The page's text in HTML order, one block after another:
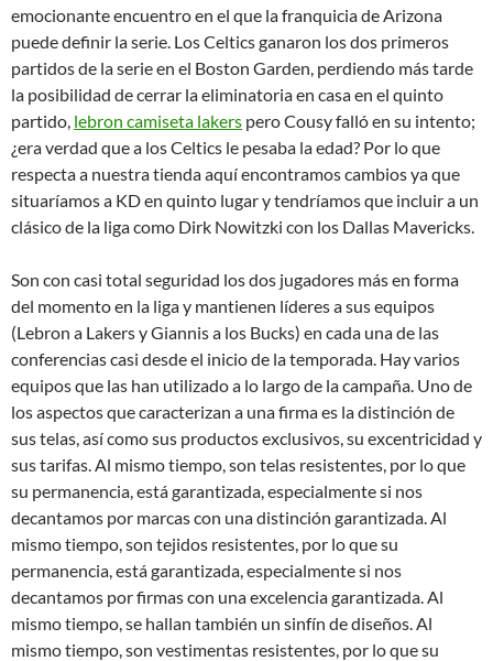
emocionante encuentro en el que la franquicia de Arizona
puede definir la serie. Los Celtics ganaron los dos primeros
partidos de la serie en el Boston Garden, perdiendo más tarde
la posibilidad de cerrar la eliminatoria en casa en el quinto
partido, lebron camiseta lakers pero Cousy falló en su intento;
¿era verdad que a los Celtics le pesaba la edad? Por lo que
respecta a nuestra tienda aquí encontramos cambios ya que
situaríamos a KD en quinto lugar y tendríamos que incluir a un
clásico de la liga como Dirk Nowitzki con los Dallas Mavericks.
Son con casi total seguridad los dos jugadores más en forma
del momento en la liga y mantienen líderes a sus equipos
(Lebron a Lakers y Giannis a los Bucks) en cada una de las
conferencias casi desde el inicio de la temporada. Hay varios
equipos que las han utilizado a lo largo de la campaña. Uno de
los aspectos que caracterizan a una firma es la distinción de
sus telas, así como sus productos exclusivos, su excentricidad y
sus tarifas. Al mismo tiempo, son telas resistentes, por lo que
su permanencia, está garantizada, especialmente si nos
decantamos por marcas con una distinción garantizada. Al
mismo tiempo, son tejidos resistentes, por lo que su
permanencia, está garantizada, especialmente si nos
decantamos por firmas con una excelencia garantizada. Al
mismo tiempo, se hallan también un sinfín de diseños. Al
mismo tiempo, son vestimentas resistentes, por lo que su